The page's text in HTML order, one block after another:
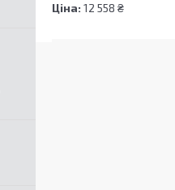
Ціна: 12 558 ₴